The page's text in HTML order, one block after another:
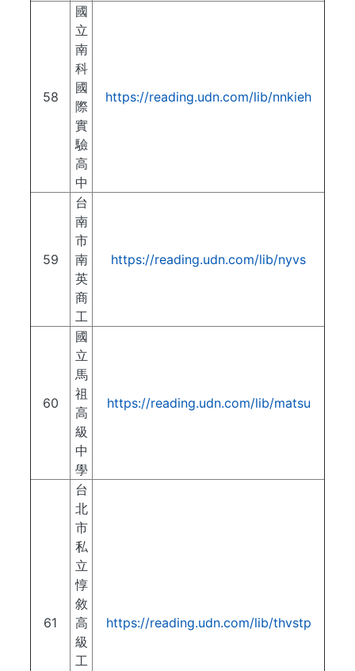
58
國
立
南
科
國
際
實
驗
高
中
https://reading.udn.com/lib/nnkieh
59
台
南
市
南
英
商
工
https://reading.udn.com/lib/nyvs
60
國
立
馬
祖
高
級
中
學
https://reading.udn.com/lib/matsu
61
台
北
市
私
立
惇
敘
高
級
工
https://reading.udn.com/lib/thvstp